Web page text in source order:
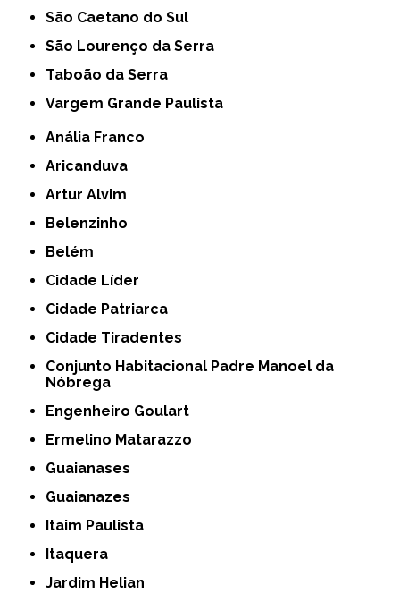
São Caetano do Sul
São Lourenço da Serra
Taboão da Serra
Vargem Grande Paulista
Anália Franco
Aricanduva
Artur Alvim
Belenzinho
Belém
Cidade Líder
Cidade Patriarca
Cidade Tiradentes
Conjunto Habitacional Padre Manoel da
Nóbrega
Engenheiro Goulart
Ermelino Matarazzo
Guaianases
Guaianazes
Itaim Paulista
Itaquera
Jardim Helian